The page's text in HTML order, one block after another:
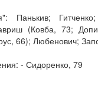
Панькив;
(Ковба, 73;
66); Любенович;
- Сидоренко, 79